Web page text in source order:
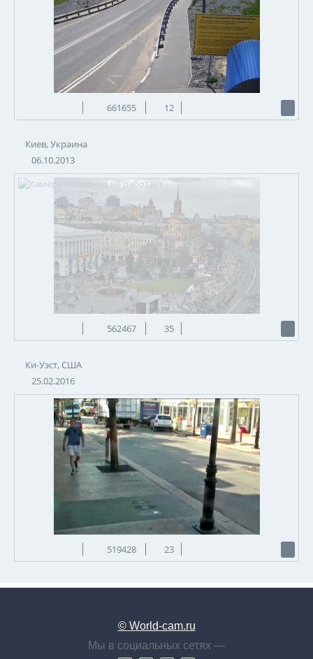
661655 12
Киев, Украина
06.10.2013
562467 35
Ки-Уэст, США
25.02.2016
519428 23
© World-cam.ru
Мы в социальных сетях —